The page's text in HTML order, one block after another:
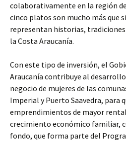
colaborativamente en la región
cinco platos son mucho más que
representan historias,
la Costa Araucanía.
Con este tipo de inversión, el
Araucanía contribuye al
negocio de mujeres de las
Imperial y Puerto Saavedra, para
emprendimientos de mayor
crecimiento económico familiar,
fondo, que forma parte del